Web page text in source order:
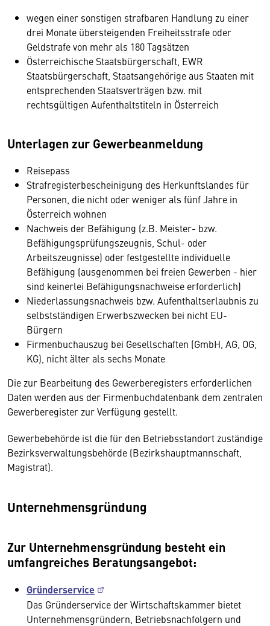
wegen einer sonstigen strafbaren Handlung zu einer
drei Monate übersteigenden Freiheitsstrafe oder
Geldstrafe von mehr als 180 Tagsätzen
Österreichische Staatsbürgerschaft, EWR
Staatsbürgerschaft, Staatsangehörige aus Staaten mit
entsprechenden Staatsverträgen bzw. mit
rechtsgültigen Aufenthaltstiteln in Österreich
Unterlagen zur Gewerbeanmeldung
Reisepass
Strafregisterbescheinigung des Herkunftslandes für
Personen, die nicht oder weniger als fünf Jahre in
Österreich wohnen
Nachweis der Befähigung (z.B. Meister- bzw.
Befähigungsprüfungszeugnis, Schul- oder
Arbeitszeugnisse) oder festgestellte individuelle
Befähigung (ausgenommen bei freien Gewerben - hier
sind keinerlei Befähigungsnachweise erforderlich)
Niederlassungsnachweis bzw. Aufenthaltserlaubnis zu
selbstständigen Erwerbszwecken bei nicht EU-
Bürgern
Firmenbuchauszug bei Gesellschaften (GmbH, AG, OG,
KG), nicht älter als sechs Monate
Die zur Bearbeitung des Gewerberegisters erforderlichen
Daten werden aus der Firmenbuchdatenbank dem zentralen
Gewerberegister zur Verfügung gestellt.
Gewerbebehörde ist die für den Betriebsstandort zuständige
Bezirksverwaltungsbehörde (Bezirkshauptmannschaft,
Magistrat).
Unternehmensgründung
Zur Unternehmensgründung besteht ein
umfangreiches Beratungsangebot:
Gründerservice
Das Gründerservice der Wirtschaftskammer bietet
Unternehmensgründern, Betriebsnachfolgern und